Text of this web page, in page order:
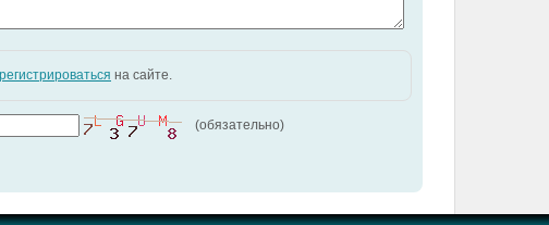
на сайте.
(обязательно)